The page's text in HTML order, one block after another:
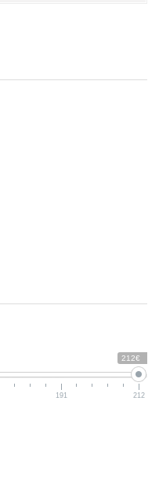
212€
191 212